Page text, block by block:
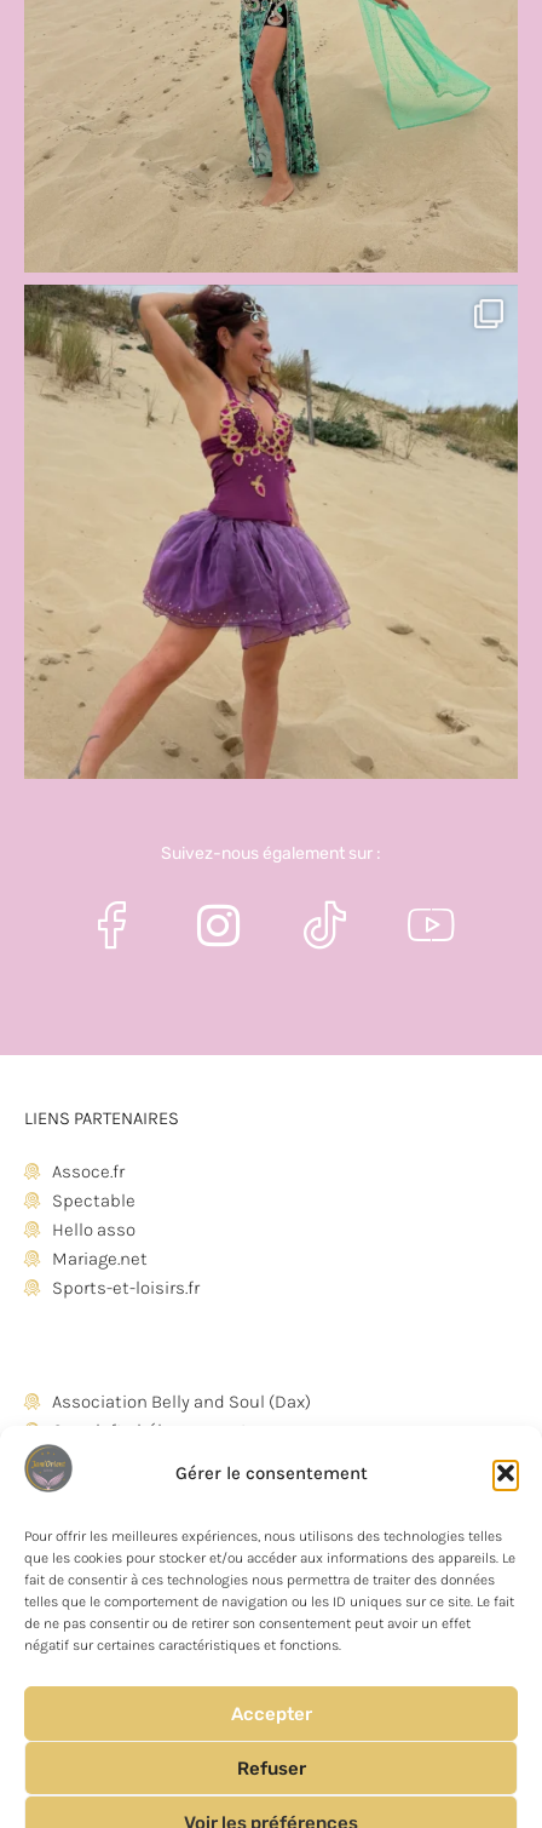
Gérer le consentement
Pour offrir les meilleures expériences, nous utilisons des technologies telles
que les cookies pour stocker et/ou accéder aux informations des appareils. Le
fait de consentir à ces technologies nous permettra de traiter des données
telles que le comportement de navigation ou les ID uniques sur ce site. Le fait
de ne pas consentir ou de retirer son consentement peut avoir un effet
négatif sur certaines caractéristiques et fonctions.
Accepter
Refuser
Voir les préférences
Suivez-nous également sur :
LIENS PARTENAIRES
Assoce.fr
Spectable
Hello asso
Mariage.net
Sports-et-loisirs.fr
Association Belly and Soul (Dax)
Casa loft - hébergement
Le Sarrazin Capbreton - restaurant
Le Salon de Couture / Tosse
INFORMATION
FAQs
©2025- Jam Orient Danse -